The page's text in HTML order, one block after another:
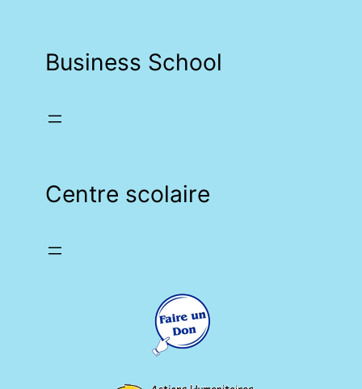
Business School
Centre scolaire